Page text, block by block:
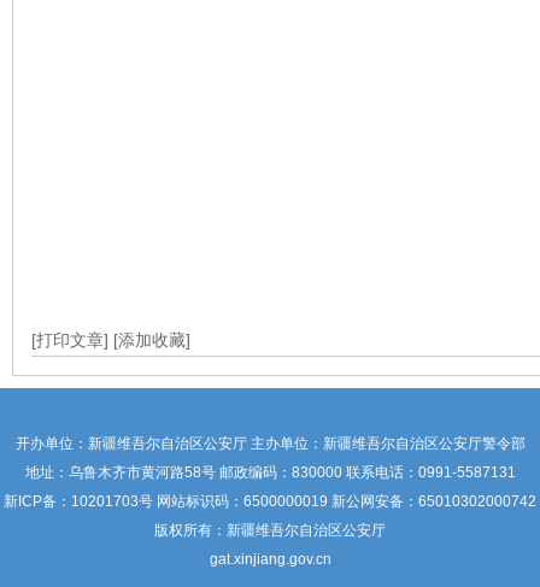
[打印文章] [添加收藏]
开办单位：新疆维吾尔自治区公安厅 主办单位：新疆维吾尔自治区公安厅警令部
地址：乌鲁木齐市黄河路58号 邮政编码：830000 联系电话：0991-5587131
新ICP备： 10201703号 网站标识码：6500000019 新公网安备：65010302000742
版权所有：新疆维吾尔自治区公安厅
gat.xinjiang.gov.cn